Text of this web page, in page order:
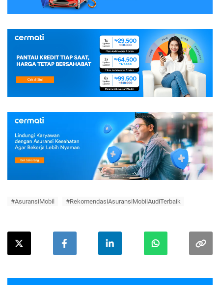
#AsuransiMobil #RekomendasiAsuransiMobilAudiTerbaik